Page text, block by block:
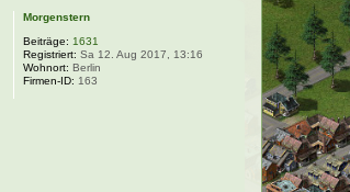
Morgenstern
Beiträge: 1631
Registriert: Sa 12. Aug 2017, 13:16
Wohnort: Berlin
Firmen-ID: 163